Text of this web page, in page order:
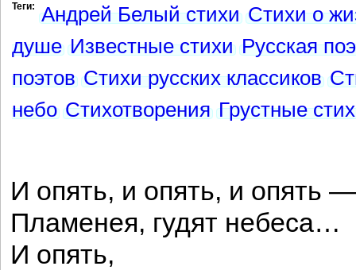
Теги: Андрей Белый стихи Стихи о
душе Известные стихи Русская
поэтов Стихи русских классиков
небо Стихотворения Грустные
И опять, и опять, и опять —
Пламенея, гудят небеса…
И опять,